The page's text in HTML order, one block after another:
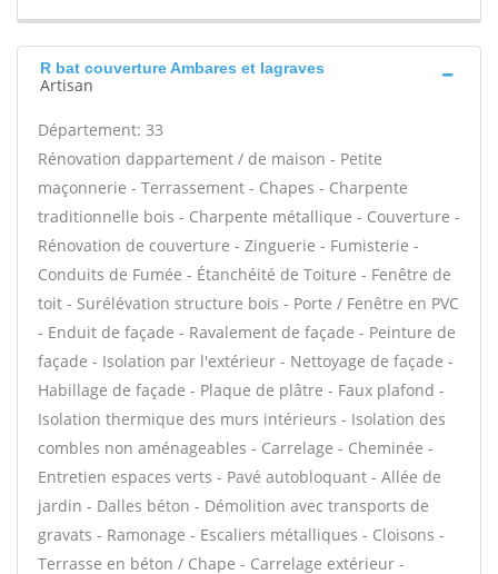
R bat couverture Ambares et lagraves
Artisan
Département: 33
Rénovation dappartement / de maison - Petite
maçonnerie - Terrassement - Chapes - Charpente
traditionnelle bois - Charpente métallique - Couverture -
Rénovation de couverture - Zinguerie - Fumisterie -
Conduits de Fumée - Étanchéité de Toiture - Fenêtre de
toit - Surélévation structure bois - Porte / Fenêtre en PVC
- Enduit de façade - Ravalement de façade - Peinture de
façade - Isolation par l'extérieur - Nettoyage de façade -
Habillage de façade - Plaque de plâtre - Faux plafond -
Isolation thermique des murs intérieurs - Isolation des
combles non aménageables - Carrelage - Cheminée -
Entretien espaces verts - Pavé autobloquant - Allée de
jardin - Dalles béton - Démolition avec transports de
gravats - Ramonage - Escaliers métalliques - Cloisons -
Terrasse en béton / Chape - Carrelage extérieur -